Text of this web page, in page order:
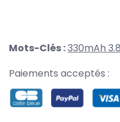
Mots-Clés :330mAh
Paiements acceptés :